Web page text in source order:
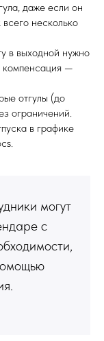
даже если он
несколько
в выходной нужно
компенсация —
отгулы (до
ограничений.
в графике
могут
с